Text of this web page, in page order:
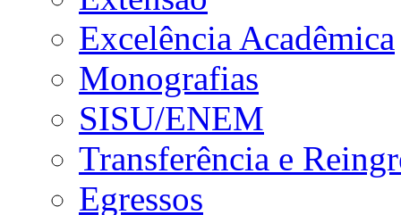
Excelência Acadêmica
Monografias
SISU/ENEM
Transferência e
Egressos